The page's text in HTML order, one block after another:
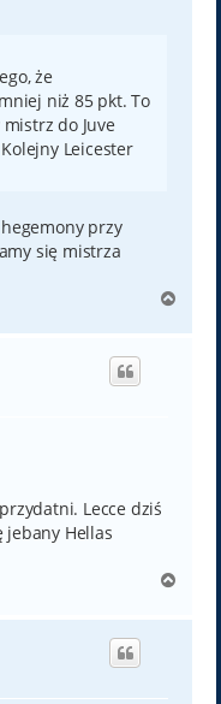
że
niż 85 pkt. To
do Juve
Leicester
przy
się mistrza
g
Lecce dziś
Hellas
g